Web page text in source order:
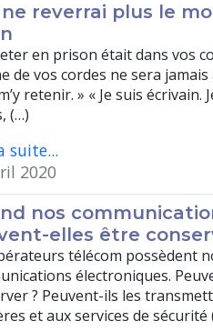
ne reverrai plus le
en prison était dans vos
de vos cordes ne sera
retenir. » « Je suis écrivain.
(…)
suite...
2020
nos
elles être
télécom possèdent
électroniques.
? Peuvent-ils les
et aux services de sécurité